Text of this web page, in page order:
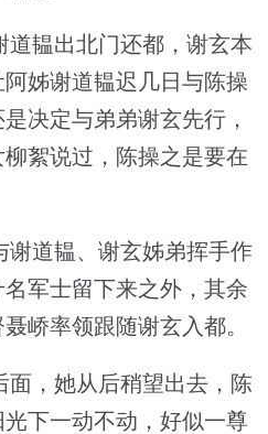
韫出北门还都，谢玄本
姊谢道韫迟几日与陈操
决定与弟弟谢玄先行，
絮说过，陈操之是要在
道韫、谢玄姊弟挥手作
军士留下来之外，其余
峤率领跟随谢玄入都。
，她从后稍望出去，陈
下一动不动，好似一尊